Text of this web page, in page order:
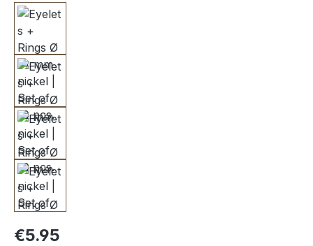
Regular price:
€5.95